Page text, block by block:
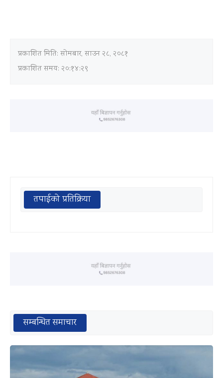
प्रकाशित मिति: सोमबार, साउन २८, २०८१
प्रकाशित समय: २०:१४:२९
तपाईको प्रतिक्रिया
सम्बन्धित समाचार